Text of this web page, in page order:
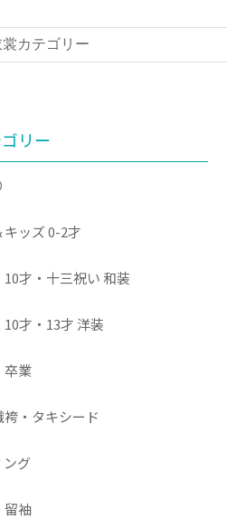
リー
キッズ 0-2才
才・十三祝い 和装
才・13才 洋装
卒業
・タキシード
ング
留袖